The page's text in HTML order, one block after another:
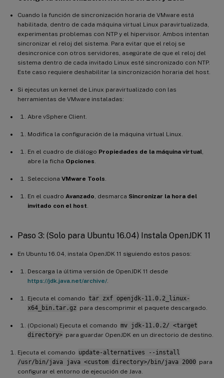
Cuando la función de sincronización horaria de VMware está
habilitada, dentro de cada máquina virtual Linux paravirtualizada,
experimentas problemas con NTP y el hipervisor. Ambos intentan
sincronizar el reloj del sistema. Para evitar que el reloj se
desincronice con otros servidores, asegúrate de que el reloj del
sistema dentro de cada invitado Linux esté sincronizado con NTP.
Este caso requiere deshabilitar la sincronización horaria del host.
Si ejecutas un kernel de Linux paravirtualizado con las
herramientas de VMware instaladas:
Abre vSphere Client.
Modifica la configuración de la máquina virtual Linux.
En el cuadro de diálogo Propiedades de la máquina virtual
abre la ficha Opciones
Selecciona VMware Tools
En el cuadro Avanzado , desmarca Sincronizar la hora del
invitado con el host
Paso 3: (Solo para Ubuntu 16.04) Instala OpenJDK 11
En Ubuntu 16.04, instala OpenJDK 11 siguiendo estos pasos:
Descarga la última versión de OpenJDK 11 desde
https://jdk.java.net/archive/
Ejecuta el comando tar zxf openjdk-11.0.2_linux-
x64_bin.tar.gz para descomprimir el paquete descargado.
(Opcional) Ejecuta el comando mv jdk-11.0.2/ <target
directory> para guardar OpenJDK en un directorio de destino.
Ejecuta el comando update-alternatives --install
/usr/bin/java java <custom directory>/bin/java 2000 para
configurar el entorno de ejecución de Java.